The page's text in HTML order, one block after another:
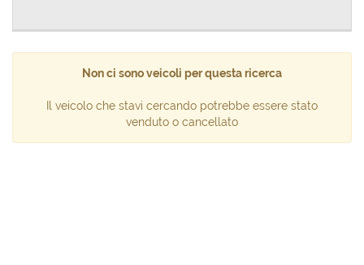
Non ci sono veicoli per questa ricerca
Il veicolo che stavi cercando potrebbe essere stato
venduto o cancellato